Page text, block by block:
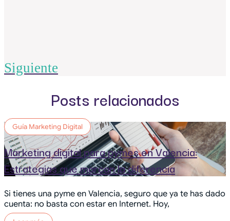
Siguiente
Posts relacionados
Guía Marketing Digital
Marketing digital para pymes en Valencia:
Estrategias que marcan la diferencia
Si tienes una pyme en Valencia, seguro que ya te has dado
cuenta: no basta con estar en Internet. Hoy,